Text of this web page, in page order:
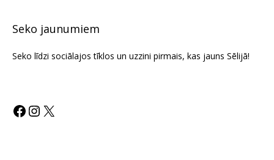
Seko jaunumiem
Seko līdzi sociālajos tīklos un uzzini pirmais, kas jauns Sēlijā!